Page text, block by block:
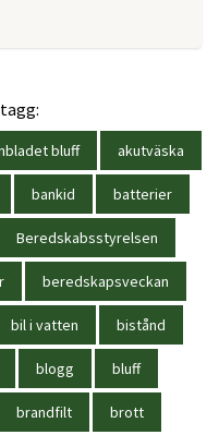
bluff akutväska
bankid batterier
Beredskabsstyrelsen
beredskapsveckan
bil i vatten bistånd
blogg bluff
brandfilt brott